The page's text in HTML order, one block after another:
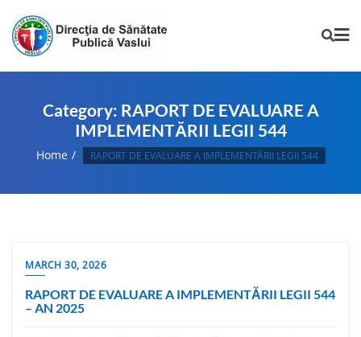
Category: RAPORT DE EVALUARE A
IMPLEMENTĂRII LEGII 544
Home RAPORT DE EVALUARE A IMPLEMENTĂRII LEGII 544
MARCH 30, 2026
RAPORT DE EVALUARE A IMPLEMENTĂRII LEGII 544
– AN 2025